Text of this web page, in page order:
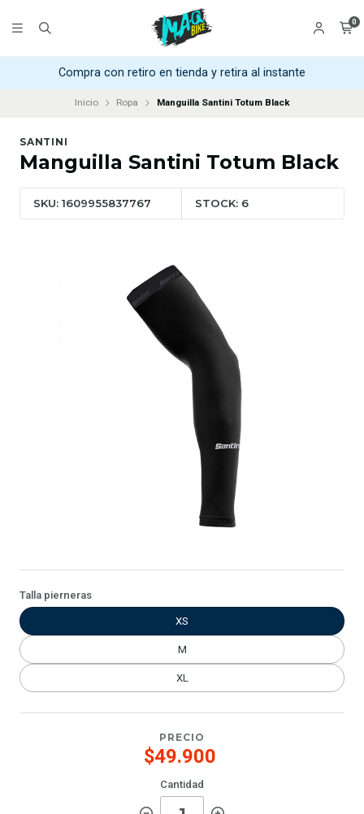
0
Compra con retiro en tienda y retira al instante
Inicio Ropa Manguilla Santini Totum Black
SANTINI
Manguilla Santini Totum Black
SKU: 1609955837767 STOCK: 6
Talla pierneras
XS
M
XL
PRECIO
$49.900
Cantidad